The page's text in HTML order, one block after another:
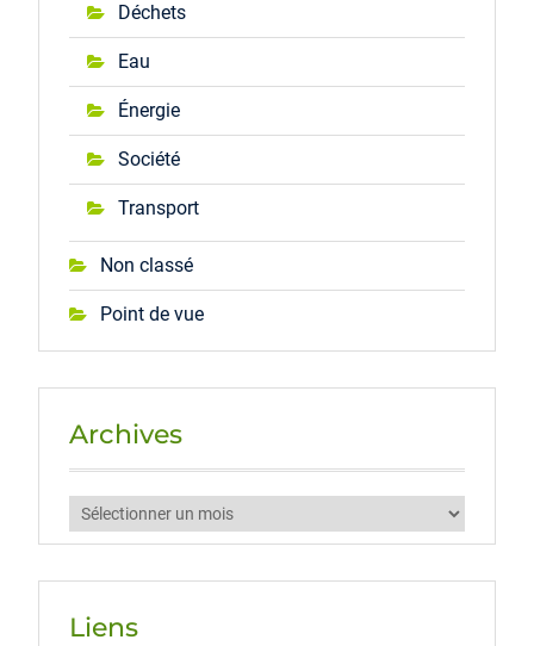
Déchets
Eau
Énergie
Société
Transport
Non classé
Point de vue
Archives
Archives
Liens